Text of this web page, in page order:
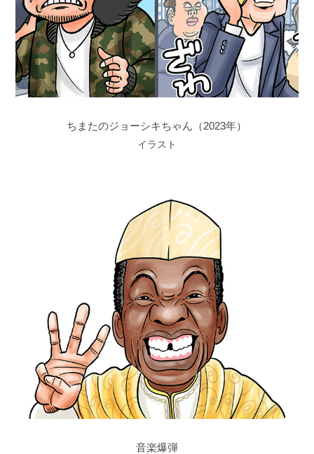
ちまたのジョーシキちゃん（2023年）
イラスト
音楽爆弾